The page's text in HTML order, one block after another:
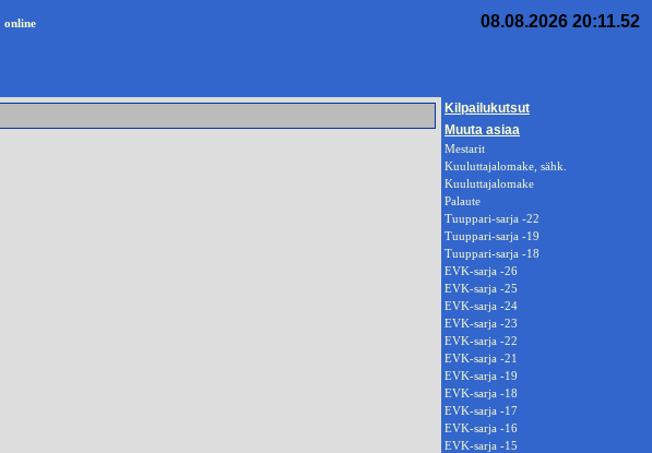
online 08.08.2026 20:11.52
Kilpailukutsut
Muuta asiaa
Mestarit
Kuuluttajalomake, sähk.
Kuuluttajalomake
Palaute
Tuuppari-sarja -22
Tuuppari-sarja -19
Tuuppari-sarja -18
EVK-sarja -26
EVK-sarja -25
EVK-sarja -24
EVK-sarja -23
EVK-sarja -22
EVK-sarja -21
EVK-sarja -19
EVK-sarja -18
EVK-sarja -17
EVK-sarja -16
EVK-sarja -15